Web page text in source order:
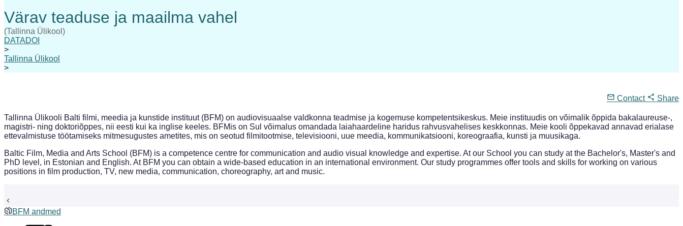
(Tallinna Ülikool)
DATADOI
>
Tallinna Ülikool
>
Contact Share
Tallinna Ülikooli Balti filmi, meedia ja kunstide instituut (BFM) on audiovisuaalse valdkonna teadmise ja kogemuse kompetentsikeskus. Meie instituudis on võimalik õppida bakalaureuse-,
magistri- ning doktoriõppes, nii eesti kui ka inglise keeles. BFMis on Sul võimalus omandada laiahaardeline haridus rahvusvahelises keskkonnas. Meie kooli õppekavad annavad erialase
ettevalmistuse töötamiseks mitmesugustes ametites, mis on seotud filmitootmise, televisiooni, uue meedia, kommunikatsiooni, koreograafia, kunsti ja muusikaga.
Baltic Film, Media and Arts School (BFM) is a competence centre for communication and audio visual knowledge and expertise. At our School you can study at the Bachelor's, Master's and
PhD level, in Estonian and English. At BFM you can obtain a wide-based education in an international environment. Our study programmes offer tools and skills for working on various
positions in film production, TV, new media, communication, choreography, art and music.
BFM andmed